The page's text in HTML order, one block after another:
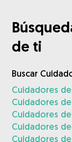
de ti
Buscar
Cuidadores
Cuidadores
Cuidadores
Cuidadores
Cuidadores